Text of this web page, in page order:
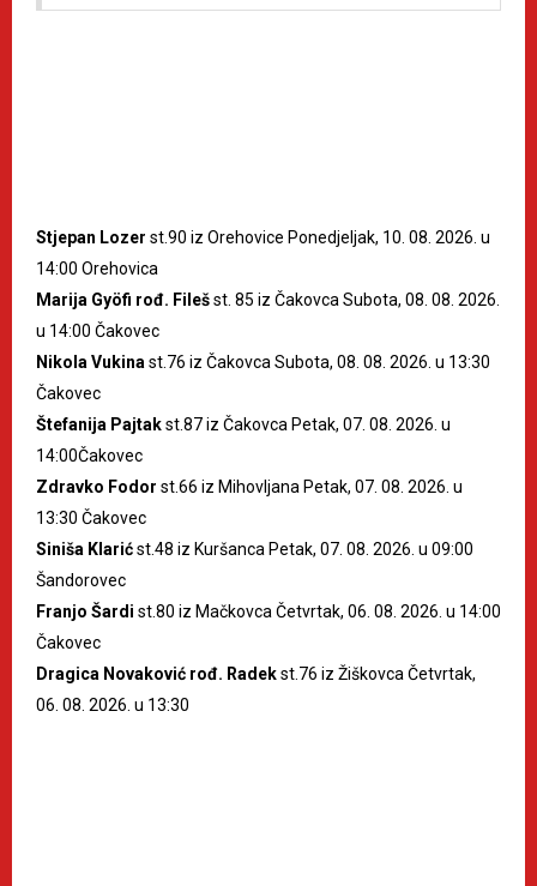
Stjepan Lozer st.90 iz Orehovice Ponedjeljak, 10. 08. 2026. u
14:00 Orehovica
Marija Gyöfi rođ. Filešst. 85 iz Čakovca Subota, 08. 08. 2026.
u 14:00 Čakovec
Nikola Vukinast.76 iz Čakovca Subota, 08. 08. 2026. u 13:30
Čakovec
Štefanija Pajtakst.87 iz Čakovca Petak, 07. 08. 2026. u
14:00Čakovec
Zdravko Fodor st.66 iz Mihovljana Petak, 07. 08. 2026. u
13:30 Čakovec
Siniša Klarićst.48 iz Kuršanca Petak, 07. 08. 2026. u 09:00
Šandorovec
Franjo Šardi st.80 iz Mačkovca Četvrtak, 06. 08. 2026. u 14:00
Čakovec
Dragica Novaković rođ. Radekst.76 iz Žiškovca Četvrtak,
06. 08. 2026. u 13:30